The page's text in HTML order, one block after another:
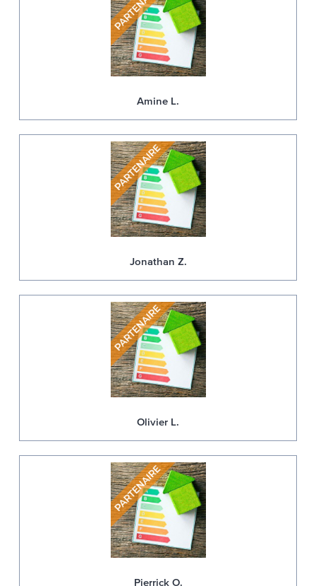
Amine L.
Jonathan Z.
Olivier L.
Pierrick O.